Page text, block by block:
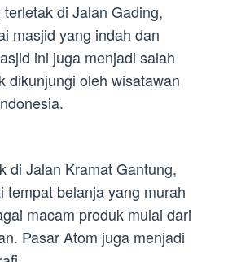
di Jalan Gading,
masjid yang indah dan
ini juga menjadi salah
dikunjungi oleh wisatawan
di Jalan Kramat Gantung,
tempat belanja yang murah
macam produk mulai dari
Pasar Atom juga menjadi